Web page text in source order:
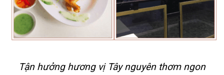
Tận hưởng hương vị Tây nguyên thơm ngon